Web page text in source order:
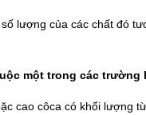
lượng của các chất đó
một trong các trường
cao côca có khối lượng